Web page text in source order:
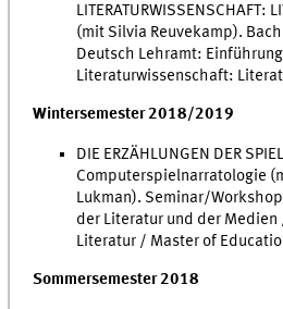
LITERATURWISSENSCHAFT:
(mit Silvia Reuvekamp).
Deutsch Lehramt:
Literaturwissenschaft:
Wintersemester 2018/2019
DIE ERZÄHLUNGEN DER
Computerspielnarratologie
Lukman). Seminar/
der Literatur und der
Literatur / Master of
Sommersemester 2018